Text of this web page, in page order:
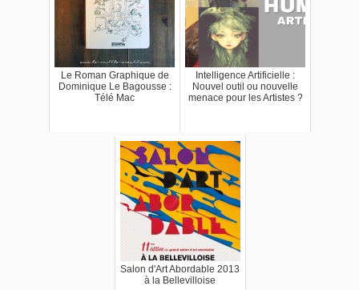
Le Roman Graphique de
Dominique Le Bagousse :
Télé Mac
Intelligence Artificielle :
Nouvel outil ou nouvelle
menace pour les Artistes ?
Salon d'Art Abordable 2013
à la Bellevilloise